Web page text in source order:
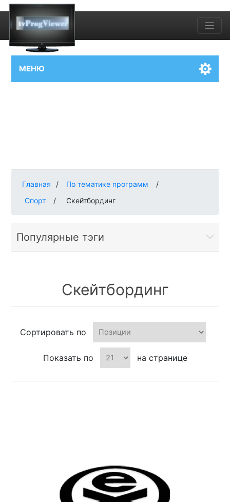
МЕНЮ
Главная / По тематике программ
/
Спорт
/ Скейтбординг
Популярные тэги
Скейтбординг
Сортировать по
Показать по на странице